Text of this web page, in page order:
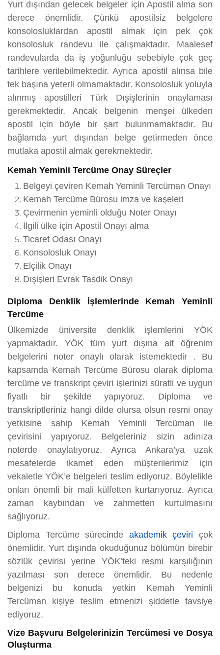
Yurt dışından gelecek belgeler için Apostil alma son
derece önemlidir. Çünkü apostilsiz belgelere
konsolosluklardan apostil almak için pek çok
konsolosluk randevu ile çalışmaktadır. Maalesef
randevularda da iş yoğunluğu sebebiyle çok geç
tarihlere verilebilmektedir. Ayrıca apostil alınsa bile
tek başına yeterli olmamaktadır. Konsolosluk yoluyla
alınmış apostilleri Türk Dışişlerinin onaylaması
gerekmektedir. Ancak belgenin menşei ülkeden
apostil için böyle bir şart bulunmamaktadır. Bu
bağlamda yurt dışından belge getirmeden önce
mutlaka apostil almak gerekmektedir.
Kemah Yeminli Tercüme Onay Süreçler
Belgeyi çeviren Kemah Yeminli Tercüman Onayı
Kemah Tercüme Bürosu imza ve kaşeleri
Çevirmenin yeminli olduğu Noter Onayı
İlgili ülke için Apostil Onayı alma
Ticaret Odası Onayı
Konsolosluk Onayı
Elçilik Onayı
Dışişleri Evrak Tasdik Onayı
Diploma Denklik İşlemlerinde Kemah Yeminli
Tercüme
Ülkemizde üniversite denklik işlemlerini YÖK
yapmaktadır. YÖK tüm yurt dışına ait öğrenim
belgelerini noter onaylı olarak istemektedir . Bu
kapsamda Kemah Tercüme Bürosu olarak diploma
tercüme ve transkript çeviri işlerinizi süratli ve uygun
fiyatlı bir şekilde yapıyoruz. Diploma ve
transkriptleriniz hangi dilde olursa olsun resmi onay
yetkisine sahip Kemah Yeminli Tercüman ile
çevirisini yapıyoruz. Belgeleriniz sizin adınıza
noterde onaylatıyoruz. Ayrıca Ankara’ya uzak
mesafelerde ikamet eden müşterilerimiz için
vekaletle YÖK’e belgeleri teslim ediyoruz. Böylelikle
onları önemli bir mali külfetten kurtarıyoruz. Ayrıca
zaman kaybından ve zahmetten kurtulmasını
sağlıyoruz.
Diploma Tercüme sürecinde akademik çeviri çok
önemlidir. Yurt dışında okuduğunuz bölümün birebir
sözlük çevirisi yerine YÖK’teki resmi karşılığının
yazılması son derece önemlidir. Bu nedenle
belgenizi bu konuda yetkin Kemah Yeminli
Tercüman kişiye teslim etmenizi şiddetle tavsiye
ediyoruz.
Vize Başvuru Belgelerinizin Tercümesi ve Dosya
Oluşturma